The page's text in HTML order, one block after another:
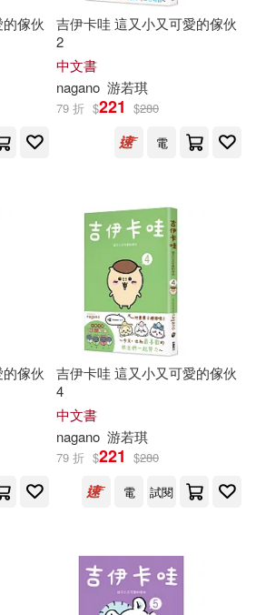
David Ive(2)
Mizuki(2)
Sheinfeld(2)
EuroArts(5)
上揚(2)
傢伙
吉伊卡哇 這又小又可愛的傢伙
2
中文書
nagano 游若琪
79 折 $221 $280
電
傢伙
吉伊卡哇 這又小又可愛的傢伙
4
中文書
nagano 游若琪
79 折 $221 $280
電
試閱